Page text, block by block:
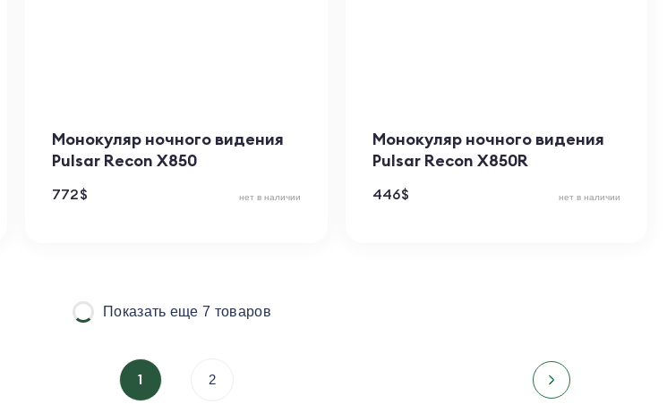
Монокуляр ночного видения
Pulsar Recon X850
772$ нет в наличии
Монокуляр ночного видения
Pulsar Recon X850R
446$ нет в наличии
Показать еще 7 товаров
1 2